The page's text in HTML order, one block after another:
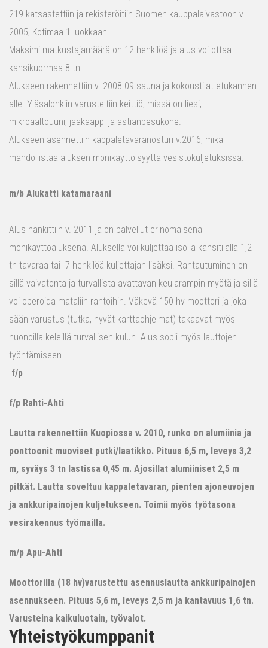
219 katsastettiin ja rekisteröitiin Suomen kauppalaivastoon v.
2005, Kotimaa 1-luokkaan.
Maksimi matkustajamäärä on 12 henkilöä ja alus voi ottaa
kansikuormaa 8 tn.
Alukseen rakennettiin v. 2008-09 sauna ja kokoustilat etukannen
alle. Yläsalonkiin varusteltiin keittiö, missä on liesi,
mikroaaltouuni, jääkaappi ja astianpesukone.
Alukseen asennettiin kappaletavaranosturi v.2016, mikä
mahdollistaa aluksen monikäyttöisyyttä vesistökuljetuksissa.
m/b Alukatti katamaraani
Alus hankittiin v. 2011 ja on palvellut erinomaisena
monikäyttöaluksena. Aluksella voi kuljettaa isolla kansitilalla 1,2
tn tavaraa tai 7 henkilöä kuljettajan lisäksi. Rantautuminen on
sillä vaivatonta ja turvallista avattavan keularampin myötä ja sillä
voi operoida mataliin rantoihin. Väkevä 150 hv moottori ja joka
sään varustus (tutka, hyvät karttaohjelmat) takaavat myös
huonoilla keleillä turvallisen kulun. Alus sopii myös lauttojen
työntämiseen.
f/p
f/p Rahti-Ahti
Lautta rakennettiin Kuopiossa v. 2010, runko on alumiinia ja
ponttoonit muoviset putki/laatikko. Pituus 6,5 m, leveys 3,2
m, syväys 3 tn lastissa 0,45 m. Ajosillat alumiiniset 2,5 m
pitkät. Lautta soveltuu kappaletavaran, pienten ajoneuvojen
ja ankkuripainojen kuljetukseen. Toimii myös työtasona
vesirakennus työmailla.
m/p Apu-Ahti
Moottorilla (18 hv)varustettu asennuslautta ankkuripainojen
asennukseen. Pituus 5,6 m, leveys 2,5 m ja kantavuus 1,6 tn.
Varusteina kaikuluotain, työvalot.
Yhteistyökumppanit